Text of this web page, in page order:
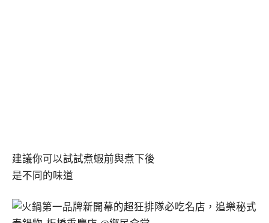
建議你可以試試煮蝦前與煮下後
是不同的味道